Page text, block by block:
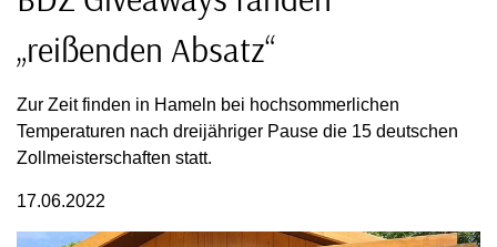
„reißenden Absatz“
Zur Zeit finden in Hameln bei hochsommerlichen
Temperaturen nach dreijähriger Pause die 15 deutschen
Zollmeisterschaften statt.
17.06.2022